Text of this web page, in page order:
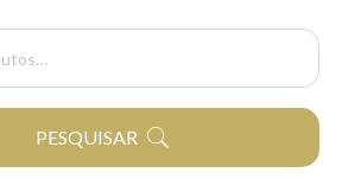
PESQUISAR